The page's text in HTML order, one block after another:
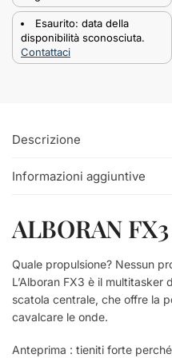
Esaurito: data della
disponibilità sconosciuta.
Contattaci
Descrizione
Informazioni aggiuntive
ALBORAN FX3
Quale propulsione? Nessun
L’Alboran FX3 è il multitasker
scatola centrale, che offre la
cavalcare le onde.
Anteprima : tieniti forte